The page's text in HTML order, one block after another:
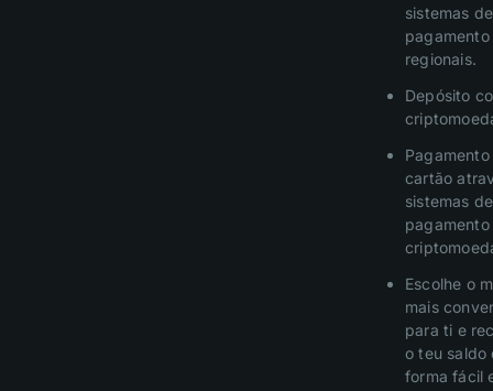
sistemas de
pagamento
regionais.
Depósito
cartão
sistemas de
Escolhe o
mais
para ti e
o teu saldo
forma fácil